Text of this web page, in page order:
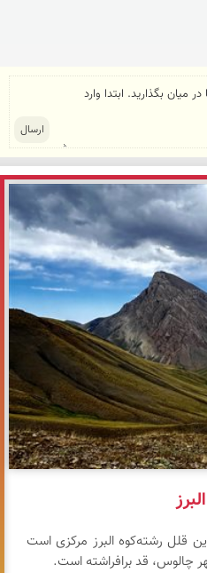
قلل رشته‌کوه البرز مرکزی است
چالوس، قد برافراشته است.